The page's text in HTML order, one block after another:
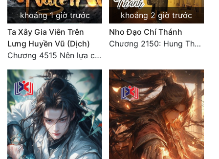
Sủng
Thanh Xuân
Tiên Hiệp
Tiểu Thuyết
Trinh Thám
Triều Đấu
Trùng Sinh
Trọng Sinh
khoảng 1 giờ trước
Ta Xây Gia Viên Trên
Lưng Huyền Vũ (Dịch)
Chương 4515 Nên lựa chọn như thế nào?
khoảng 2 giờ trước
Nho Đạo Chí Thánh
Chương 2150: Hung Thụ Nhựa Cây